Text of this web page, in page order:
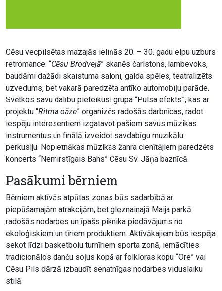
Cēsu vecpilsētas mazajās ieliņās 20. – 30. gadu elpu uzburs
retromance. “Cēsu Brodvejā” skanēs čarlstons, lambevoks,
baudāmi dažādi skaistuma saloni, galda spēles, teatralizēts
uzvedums, bet vakarā paredzēta antīko automobiļu parāde.
Svētkos savu dalību pieteikusi grupa “Pulsa efekts”, kas ar
projektu “Ritma oāze” organizēs radošās darbnīcas, radot
iespēju interesentiem izgatavot pašiem savus mūzikas
instrumentus un finālā izveidot savdabīgu muzikālu
perkusiju. Nopietnākas mūzikas žanra cienītājiem paredzēts
koncerts “Nemirstīgais Bahs” Cēsu Sv. Jāņa baznīcā.
Pasākumi bērniem
Bērniem aktīvās atpūtas zonas būs sadarbībā ar
piepūšamajām atrakcijām, bet gleznainajā Maija parkā
radošās nodarbes un īpašs piknika piedāvājums no
ekoloģiskiem un tīriem produktiem. Aktīvākajiem būs iespēja
sekot līdzi basketbolu turnīriem sporta zonā, iemācīties
tradicionālos danču soļus kopā ar folkloras kopu “Ore” vai
Cēsu Pils dārzā izbaudīt senatnīgas nodarbes viduslaiku
stilā.